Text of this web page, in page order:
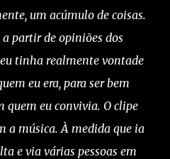
um acúmulo de coisas.
partir de opiniões dos
tinha realmente vontade
eu era, para ser bem
quem eu convivia. O clipe
a música. À medida que ia
e via várias pessoas em